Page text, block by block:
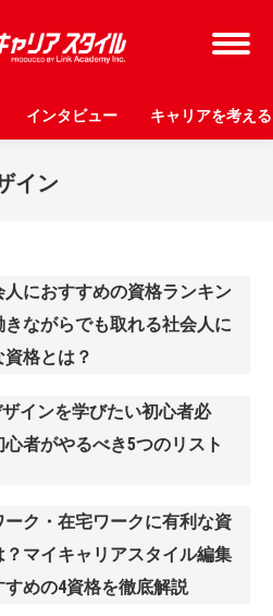
インタビュー キャリアを考える
イン
人におすすめの資格ランキン
きながらでも取れる社会人に
資格とは？
ザインを学びたい初心者必
心者がやるべき5つのリスト
ーク・在宅ワークに有利な資
？マイキャリアスタイル編集
すめの4資格を徹底解説